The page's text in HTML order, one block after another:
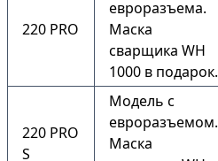
220 PRO
евроразъема.
Маска
сварщика WH
1000 в подарок.
220 PRO
S
Модель с
евроразъемом.
Маска